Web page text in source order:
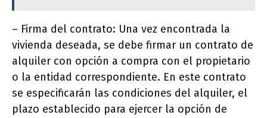
– Firma del contrato: Una vez encontrada la
vivienda deseada, se debe firmar un contrato de
alquiler con opción a compra con el propietario
o la entidad correspondiente. En este contrato
se especificarán las condiciones del alquiler, el
plazo establecido para ejercer la opción de